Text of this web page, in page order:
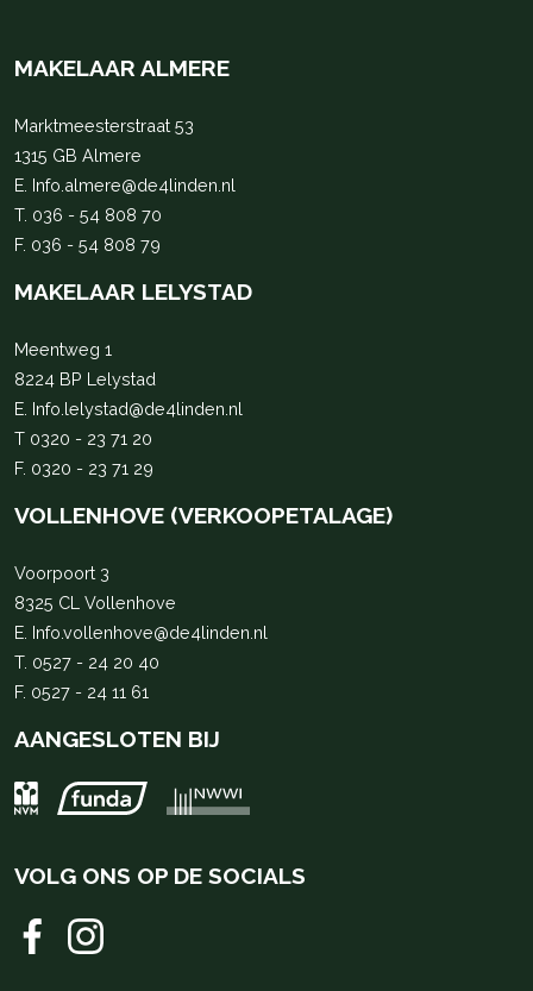
MAKELAAR ALMERE
Marktmeesterstraat 53
1315 GB Almere
E. Info.almere@de4linden.nl
T. 036 - 54 808 70
F. 036 - 54 808 79
MAKELAAR LELYSTAD
Meentweg 1
8224 BP Lelystad
E. Info.lelystad@de4linden.nl
T 0320 - 23 71 20
F. 0320 - 23 71 29
VOLLENHOVE (VERKOOPETALAGE)
Voorpoort 3
8325 CL Vollenhove
E. Info.vollenhove@de4linden.nl
T. 0527 - 24 20 40
F. 0527 - 24 11 61
AANGESLOTEN BIJ
VOLG ONS OP DE SOCIALS